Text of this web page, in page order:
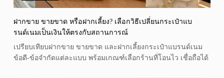
ฝากขาย ขายขาด หรือฝากเลี้ยง? เลือกวิธีเปลี่ยนกระเป๋าแบ
รนด์เนมเป็นเงินให้ตรงกับสถานการณ์
เปรียบเทียบฝากขาย ขายขาด และฝากเลี้ยงกระเป๋าแบรนด์เนม
ข้อดี-ข้อจำกัดแต่ละแบบ พร้อมเกณฑ์เลือกร้านที่โอนไว เชื่อถือได้